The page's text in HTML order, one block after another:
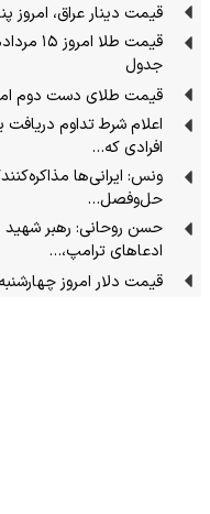
قیمت دینار عراق، امروز پنجشنبه ۱۵
جدول
قیمت طلای دست دوم امروز
اعلام شرط تداوم
افرادی که…
ونس: ایرانی‌ها
حل‌وفصل…
حسن روحانی: رهبر
ادعاهای ترامپ،…
قیمت دلار امروز چهارشنبه ۱۴ مرداد ۱۴۰۵ / دلار در بازار آزاد چند شد؟